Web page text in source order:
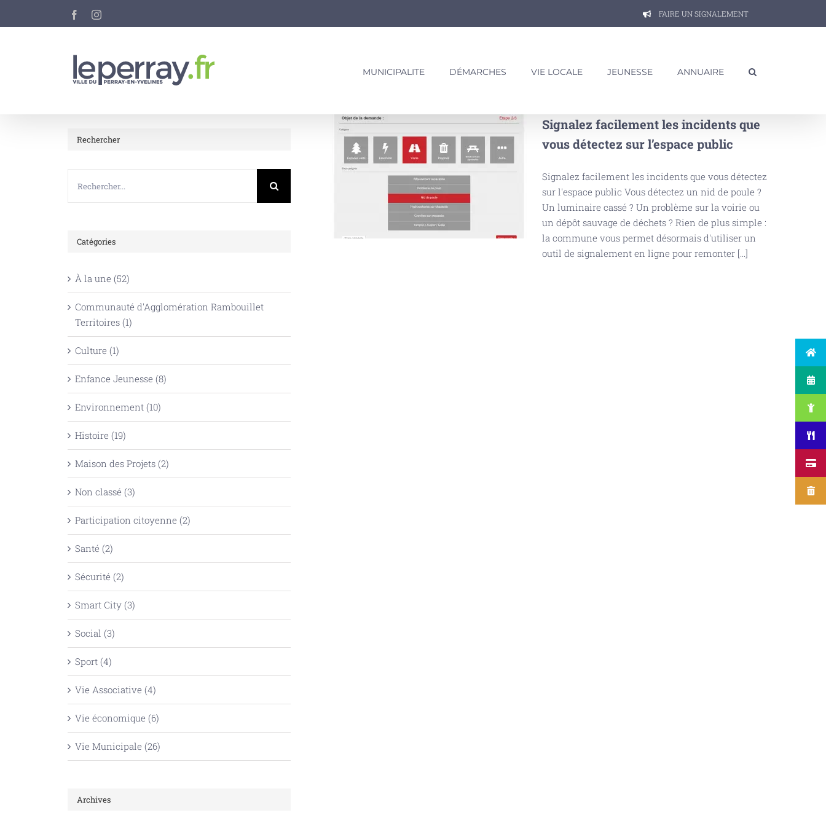
FacebookInstagram FAIRE UN SIGNALEMENT
MUNICIPALITE DÉMARCHES VIE LOCALE JEUNESSE ANNUAIRE
Signalez facilement les incidents que
vous détectez sur l’espace public
Signalez facilement les incidents que vous détectez
sur l'espace public Vous détectez un nid de poule ?
Un luminaire cassé ? Un problème sur la voirie ou
un dépôt sauvage de déchets ? Rien de plus simple :
la commune vous permet désormais d'utiliser un
outil de signalement en ligne pour remonter [...]
Rechercher
Catégories
À la une (52)
Communauté d'Agglomération Rambouillet
Territoires (1)
Culture (1)
Enfance Jeunesse (8)
Environnement (10)
Histoire (19)
Maison des Projets (2)
Non classé (3)
Participation citoyenne (2)
Santé (2)
Sécurité (2)
Smart City (3)
Social (3)
Sport (4)
Vie Associative (4)
Vie économique (6)
Vie Municipale (26)
Archives